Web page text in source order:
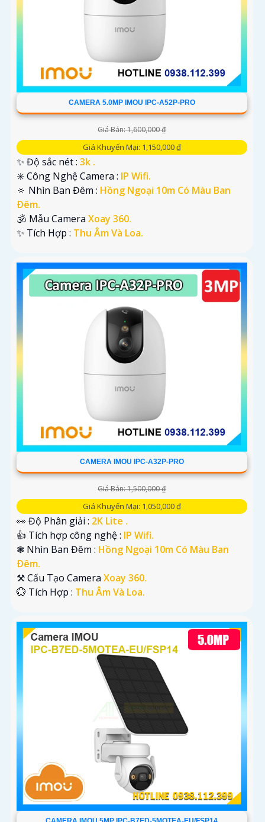
CAMERA 5.0MP IMOU IPC-A52P-PRO
Giá Bán: 1,600,000 ₫
Giá Khuyến Mại: 1,150,000 ₫
✨ Độ sắc nét : 3k .
✳️ Công Nghệ Camera : IP Wifi.
🔅 Nhìn Ban Đêm : Hồng Ngoại 10m Có Màu Ban
Ðêm.
🕉️ Mẫu Camera Xoay 360.
️✨ Tích Hợp : Thu Âm Và Loa.
CAMERA IMOU IPC-A32P-PRO
Giá Bán: 1,500,000 ₫
Giá Khuyến Mại: 1,050,000 ₫
👀 Độ Phân giải : 2K Lite .
👍 Tích hợp công nghệ : IP Wifi.
❃ Nhìn Ban Đêm : Hồng Ngoại 10m Có Màu Ban
Ðêm.
⚒ Cấu Tạo Camera Xoay 360.
️💮 Tích Hợp : Thu Âm Và Loa.